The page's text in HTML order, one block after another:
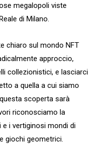
megalopoli viste
di Milano.
chiaro sul mondo NFT
approccio,
collezionistici, e lasciarci
a quella a cui siamo
scoperta sarà
riconosciamo la
i vertiginosi mondi di
giochi geometrici.